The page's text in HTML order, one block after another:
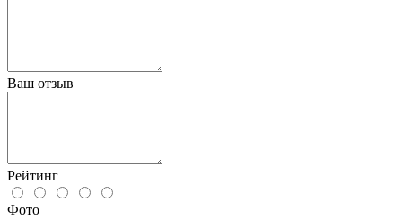
Ваш отзыв
Рейтинг
Фото